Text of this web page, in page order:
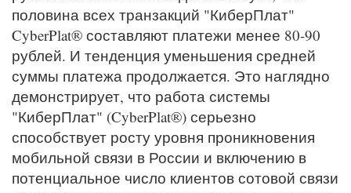
половина всех транзакций "КиберПлат"
CyberPlat® составляют платежи менее 80-90
рублей. И тенденция уменьшения средней
суммы платежа продолжается. Это наглядно
демонстрирует, что работа системы
"КиберПлат" (CyberPlat®) серьезно
способствует росту уровня проникновения
мобильной связи в России и включению в
потенциальное число клиентов сотовой связи